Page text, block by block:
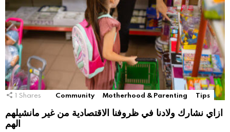
1 Shares Community Motherhood & Parenting Tips
ازاي نشارك ولادنا في ظروفنا الاقتصادية من غير مانشيلهم
الهم